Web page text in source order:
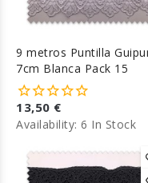
9 metros Puntilla
7cm Blanca Pack 15
13,50 €
Availability: 6 In Stock